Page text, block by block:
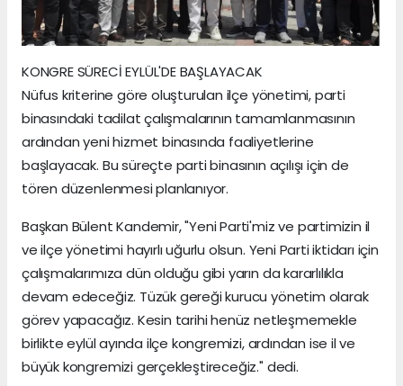
KONGRE SÜRECİ EYLÜL'DE BAŞLAYACAK
Nüfus kriterine göre oluşturulan ilçe yönetimi, parti
binasındaki tadilat çalışmalarının tamamlanmasının
ardından yeni hizmet binasında faaliyetlerine
başlayacak. Bu süreçte parti binasının açılışı için de
tören düzenlenmesi planlanıyor.
Başkan Bülent Kandemir, "Yeni Parti'miz ve partimizin il
ve ilçe yönetimi hayırlı uğurlu olsun. Yeni Parti iktidarı için
çalışmalarımıza dün olduğu gibi yarın da kararlılıkla
devam edeceğiz. Tüzük gereği kurucu yönetim olarak
görev yapacağız. Kesin tarihi henüz netleşmemekle
birlikte eylül ayında ilçe kongremizi, ardından ise il ve
büyük kongremizi gerçekleştireceğiz." dedi.